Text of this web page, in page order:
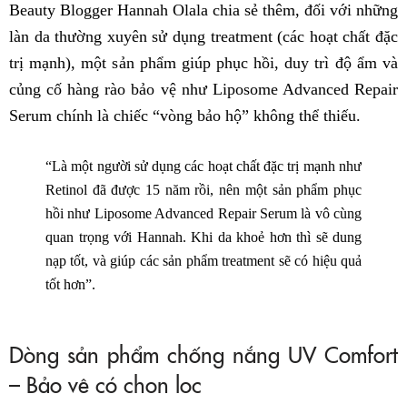
Beauty Blogger Hannah Olala chia sẻ thêm, đối với những
làn da thường xuyên sử dụng treatment (các hoạt chất đặc
trị mạnh), một sản phẩm giúp phục hồi, duy trì độ ẩm và
củng cố hàng rào bảo vệ như Liposome Advanced Repair
Serum chính là chiếc “vòng bảo hộ” không thể thiếu.
“Là một người sử dụng các hoạt chất đặc trị mạnh như
Retinol đã được 15 năm rồi, nên một sản phẩm phục
hồi như Liposome Advanced Repair Serum là vô cùng
quan trọng với Hannah. Khi da khoẻ hơn thì sẽ dung
nạp tốt, và giúp các sản phẩm treatment sẽ có hiệu quả
tốt hơn”.
Dòng sản phẩm chống nắng UV Comfort
– Bảo vệ có chọn lọc